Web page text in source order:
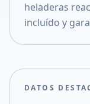
heladeras
incluído y
DATOS